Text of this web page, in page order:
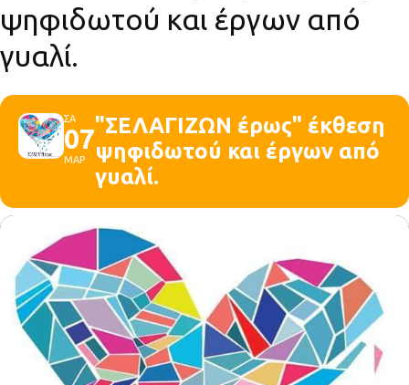
ψηφιδωτού και έργων από
γυαλί.
ΣΑ
07
ΜΑΡ
"ΣΕΛΑΓΙΖΩΝ έρως" έκθεση
ψηφιδωτού και έργων από
γυαλί.